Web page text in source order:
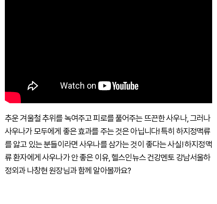
추운 겨울철 추위를 녹여주고 피로를 풀어주는 뜨끈한 사우나, 그러나
사우나가 모두에게 좋은 효과를 주는 것은 아닙니다! 특히 하지정맥류
를 앓고 있는 분들이라면 사우나를 삼가는 것이 좋다는 사실! 하지정맥
류 환자에게 사우나가 안 좋은 이유, 헬스인뉴스 건강멘토 강남서울하
정외과 나창현 원장님과 함께 알아볼까요?